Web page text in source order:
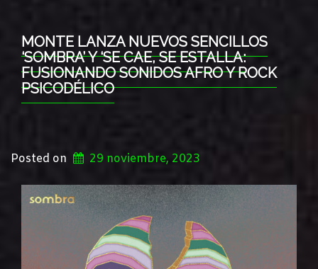
MONTE LANZA NUEVOS SENCILLOS
‘SOMBRA’ Y ‘SE CAE, SE ESTALLA:
FUSIONANDO SONIDOS AFRO Y ROCK
PSICODÉLICO
Posted on 29 noviembre, 2023